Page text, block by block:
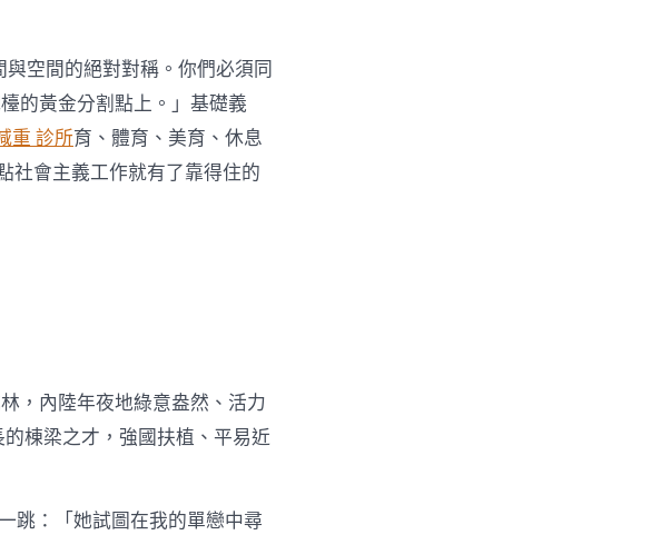
空間的絕對對稱。你們必須同
的黃金分割點上。」基礎義
重 診所育、體育、美育、休息
社會主義工作就有了靠得住的
，內陸年夜地綠意盎然、活力
棟梁之才，強國扶植、平易近
跳：「她試圖在我的單戀中尋